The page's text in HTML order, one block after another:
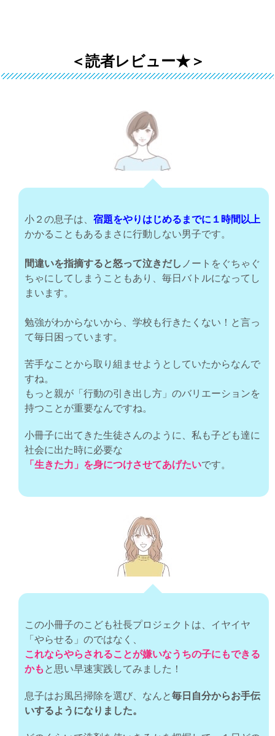
＜読者レビュー★＞
小２の息子は、 宿題をやりはじめるまでに１時間以上
かかることもあるまさに行動しない男子です。
間違いを指摘すると怒って泣きだし ノートをぐちゃぐ
ちゃにしてしまうこともあり、毎日バトルになってし
まいます。
勉強がわからないから、学校も行きたくない！と言っ
て毎日困っています。
苦手なことから取り組ませようとしていたからなんで
すね。
もっと親が「行動の引き出し方」のバリエーションを
持つことが重要なんですね。
小冊子に出てきた生徒さんのように、私も子ども達に
社会に出た時に必要な
「 生きた力」を身につけさせてあげたいです。
この小冊子のこども社長プロジェクトは、イヤイヤ
「やらせる」のではなく、
これならやらされることが嫌いなうちの子にもできる
かも と思い早速実践してみました！
息子はお風呂掃除を選び、なんと毎日自分からお手伝
いするようになりました。